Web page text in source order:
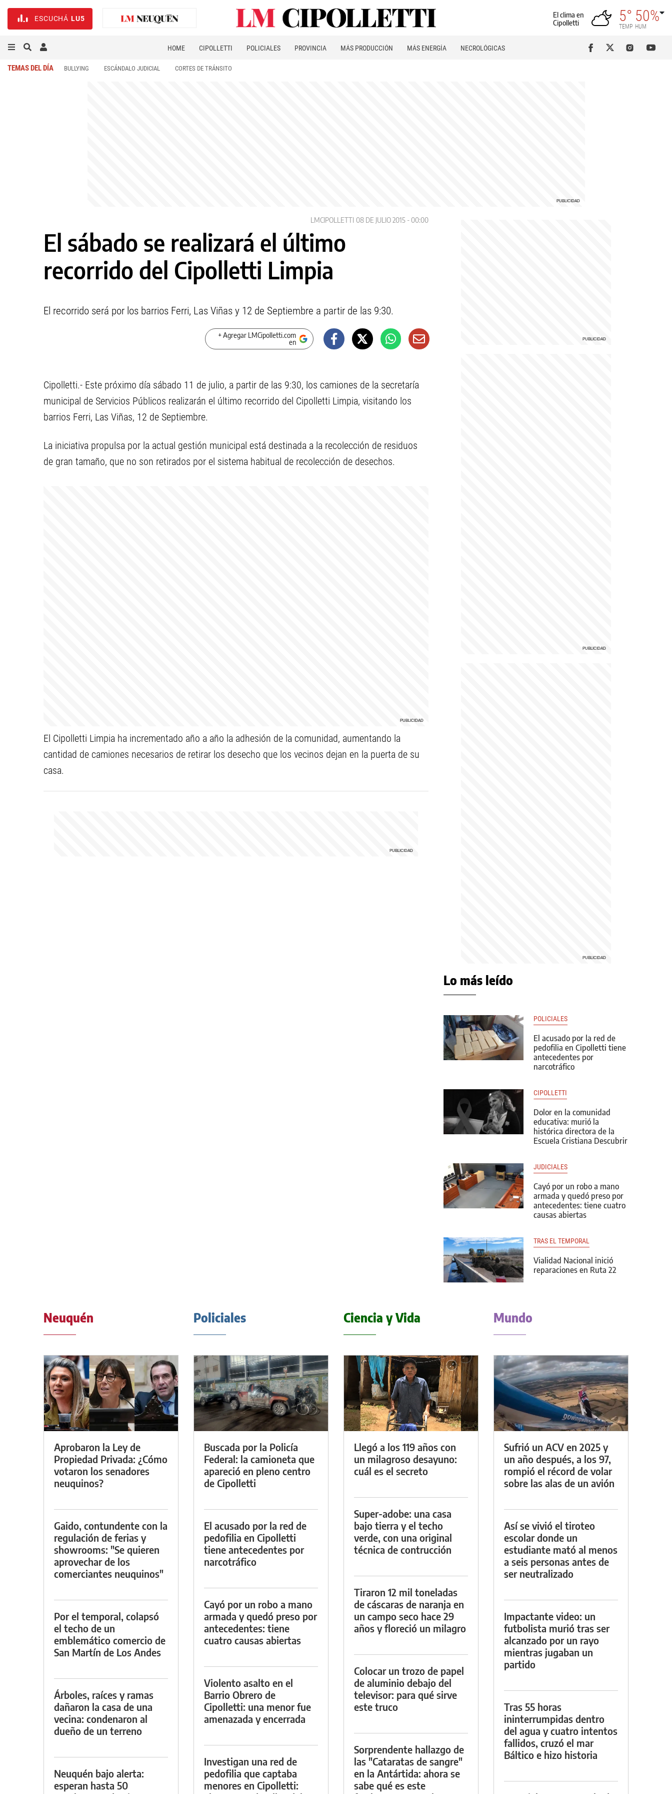
ESCUCHÁ LU5
El clima en
Cipolletti
5°
TEMP
50%
HUM
HOME CIPOLLETTI POLICIALES PROVINCIA MÁS PRODUCCIÓN MÁS ENERGÍA NECROLÓGICAS
TEMAS DEL DÍA BULLYING ESCÁNDALO JUDICIAL CORTES DE TRÁNSITO
LMCIPOLLETTI 08 DE JULIO 2015 - 00:00
El sábado se realizará el último
recorrido del Cipolletti Limpia
El recorrido será por los barrios Ferri, Las Viñas y 12 de Septiembre a partir de las 9:30.
+ Agregar LMCipolletti.com
en
Cipolletti.- Este próximo día sábado 11 de julio, a partir de las 9:30, los camiones de la secretaría
municipal de Servicios Públicos realizarán el último recorrido del Cipolletti Limpia, visitando los
barrios Ferri, Las Viñas, 12 de Septiembre.
La iniciativa propulsa por la actual gestión municipal está destinada a la recolección de residuos
de gran tamaño, que no son retirados por el sistema habitual de recolección de desechos.
El Cipolletti Limpia ha incrementado año a año la adhesión de la comunidad, aumentando la
cantidad de camiones necesarios de retirar los desecho que los vecinos dejan en la puerta de su
casa.
Lo más leído
POLICIALES
El acusado por la red de
pedofilia en Cipolletti tiene
antecedentes por
narcotráfico
CIPOLLETTI
Dolor en la comunidad
educativa: murió la
histórica directora de la
Escuela Cristiana Descubrir
JUDICIALES
Cayó por un robo a mano
armada y quedó preso por
antecedentes: tiene cuatro
causas abiertas
TRAS EL TEMPORAL
Vialidad Nacional inició
reparaciones en Ruta 22
Neuquén
Aprobaron la Ley de
Propiedad Privada: ¿Cómo
votaron los senadores
neuquinos?
Gaido, contundente con la
regulación de ferias y
showrooms: "Se quieren
aprovechar de los
comerciantes neuquinos"
Por el temporal, colapsó
el techo de un
emblemático comercio de
San Martín de Los Andes
Árboles, raíces y ramas
dañaron la casa de una
vecina: condenaron al
dueño de un terreno
Neuquén bajo alerta:
esperan hasta 50
Policiales
Buscada por la Policía
Federal: la camioneta que
apareció en pleno centro
de Cipolletti
El acusado por la red de
pedofilia en Cipolletti
tiene antecedentes por
narcotráfico
Cayó por un robo a mano
armada y quedó preso por
antecedentes: tiene
cuatro causas abiertas
Violento asalto en el
Barrio Obrero de
Cipolletti: una menor fue
amenazada y encerrada
Investigan una red de
pedofilia que captaba
menores en Cipolletti:
Ciencia y Vida
Llegó a los 119 años con
un milagroso desayuno:
cuál es el secreto
Super-adobe: una casa
bajo tierra y el techo
verde, con una original
técnica de contrucción
Tiraron 12 mil toneladas
de cáscaras de naranja en
un campo seco hace 29
años y floreció un milagro
Colocar un trozo de papel
de aluminio debajo del
televisor: para qué sirve
este truco
Sorprendente hallazgo de
las "Cataratas de sangre"
en la Antártida: ahora se
sabe qué es este
Mundo
Sufrió un ACV en 2025 y
un año después, a los 97,
rompió el récord de volar
sobre las alas de un avión
Así se vivió el tiroteo
escolar donde un
estudiante mató al menos
a seis personas antes de
ser neutralizado
Impactante video: un
futbolista murió tras ser
alcanzado por un rayo
mientras jugaban un
partido
Tras 55 horas
ininterrumpidas dentro
del agua y cuatro intentos
fallidos, cruzó el mar
Báltico e hizo historia